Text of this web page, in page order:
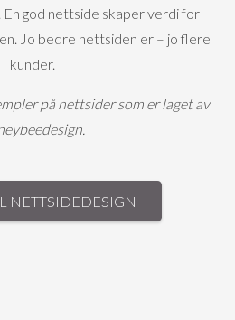
god nettside skaper verdi for
Jo bedre nettsiden er – jo flere
kunder.
på nettsider som er laget av
NETTSIDEDESIGN